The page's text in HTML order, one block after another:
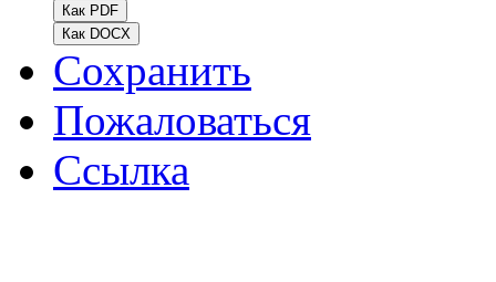
Как PDF
Как DOCX
Сохранить
Пожаловаться
Ссылка